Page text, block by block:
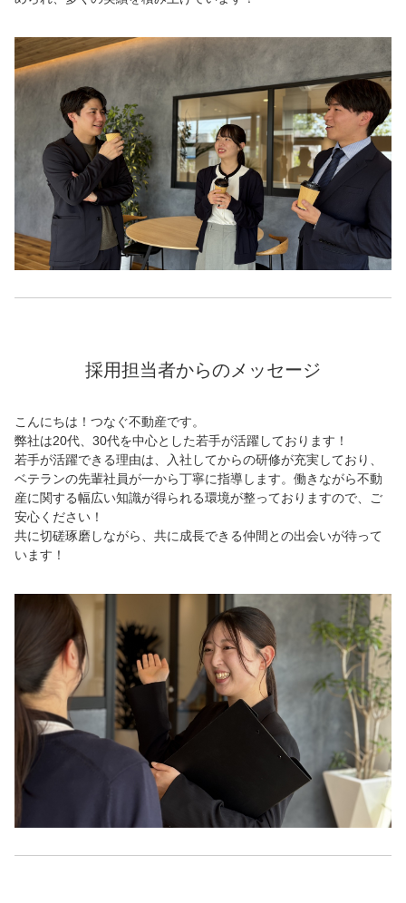
採用担当者からのメッセージ
こんにちは！つなぐ不動産です。
弊社は20代、30代を中心とした若手が活躍しております！
若手が活躍できる理由は、入社してからの研修が充実しており、
ベテランの先輩社員が一から丁寧に指導します。働きながら不動
産に関する幅広い知識が得られる環境が整っておりますので、ご
安心ください！
共に切磋琢磨しながら、共に成長できる仲間との出会いが待って
います！